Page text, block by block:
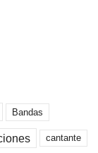
Bandas
cantante